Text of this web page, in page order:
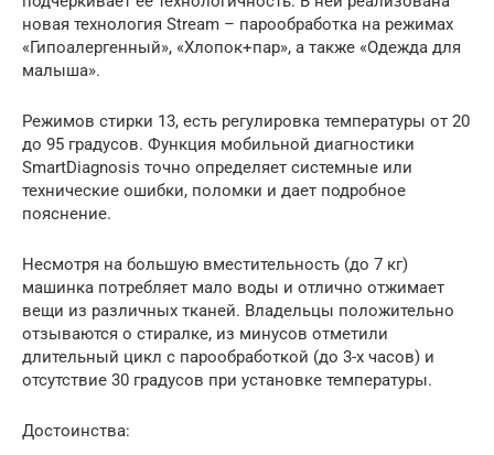
новая технология Stream – парообработка на режимах
«Гипоалергенный», «Хлопок+пар», а также «Одежда для
малыша».
Режимов стирки 13, есть регулировка температуры от 20
до 95 градусов. Функция мобильной диагностики
SmartDiagnosis точно определяет системные или
технические ошибки, поломки и дает подробное
пояснение.
Несмотря на большую вместительность (до 7 кг)
машинка потребляет мало воды и отлично отжимает
вещи из различных тканей. Владельцы положительно
отзываются о стиралке, из минусов отметили
длительный цикл с парообработкой (до 3-х часов) и
отсутствие 30 градусов при установке температуры.
Достоинства: